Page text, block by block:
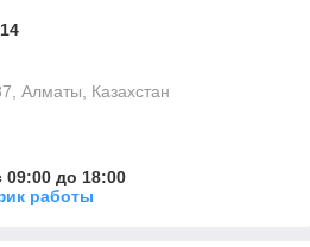
Алматы, Казахстан
09:00 до 18:00
работы